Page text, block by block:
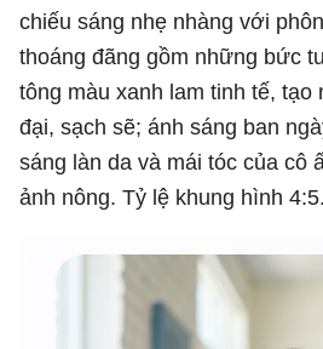
chiếu sáng nhẹ nhàng với
thoáng đãng gồm những bức
tông màu xanh lam tinh tế, tạo
đại, sạch sẽ; ánh sáng ban
sáng làn da và mái tóc của cô
ảnh nông. Tỷ lệ khung hình 4:5.